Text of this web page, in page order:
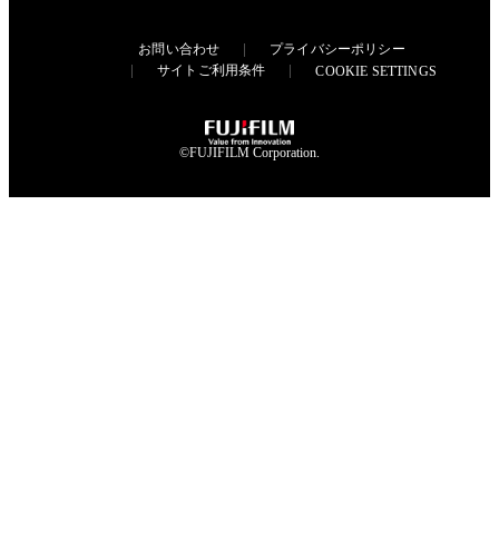
©FUJIFILM Corporation.
お問い合わせ
プライバシーポリシー
サイトご利用条件
COOKIE SETTINGS